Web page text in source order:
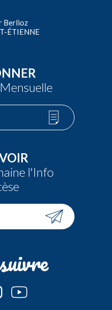
Berlioz
ÉTIENNE
l'Info